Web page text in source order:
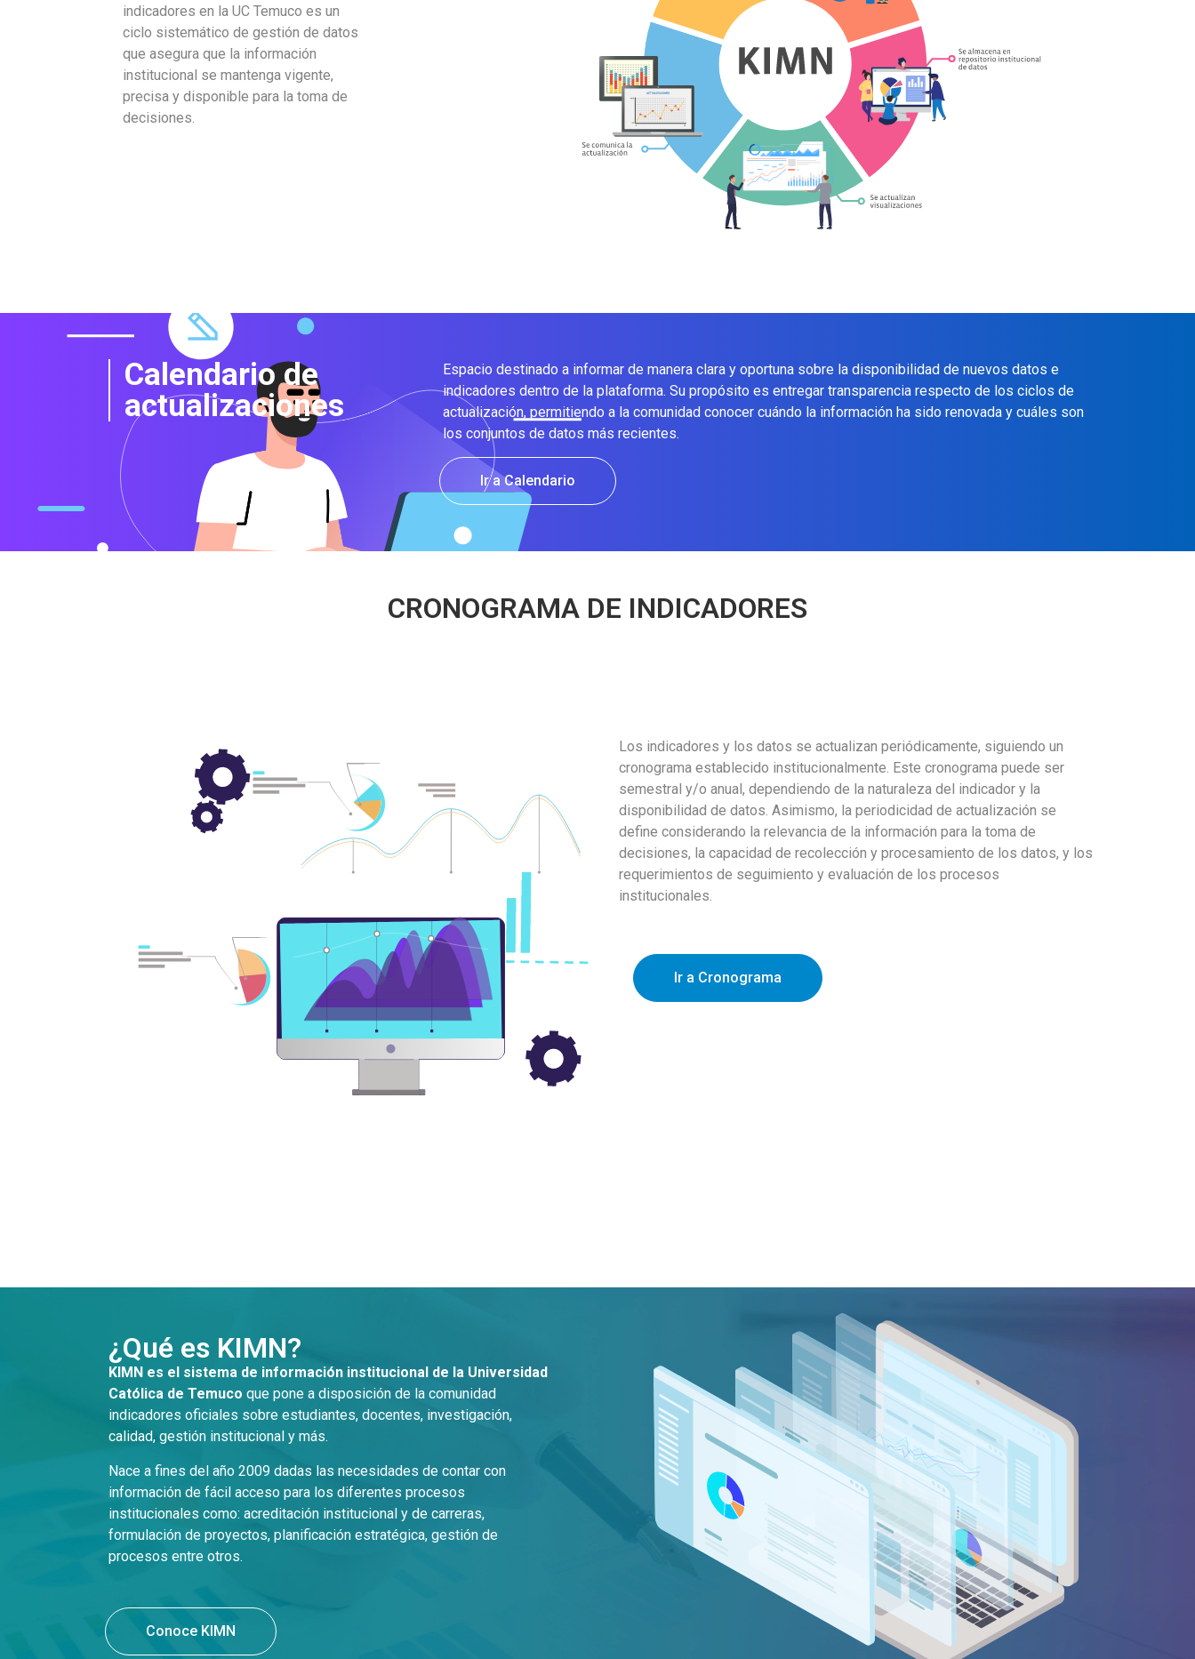
indicadores en la UC Temuco es un
ciclo sistemático de gestión de datos
que asegura que la información
institucional se mantenga vigente,
precisa y disponible para la toma de
decisiones.
Calendario de
actualizaciones
Espacio destinado a informar de manera clara y oportuna sobre la disponibilidad de nuevos datos e
indicadores dentro de la plataforma. Su propósito es entregar transparencia respecto de los ciclos de
actualización, permitiendo a la comunidad conocer cuándo la información ha sido renovada y cuáles son
los conjuntos de datos más recientes.
Ir a Calendario
CRONOGRAMA DE INDICADORES
Los indicadores y los datos se actualizan periódicamente, siguiendo un
cronograma establecido institucionalmente. Este cronograma puede ser
semestral y/o anual, dependiendo de la naturaleza del indicador y la
disponibilidad de datos. Asimismo, la periodicidad de actualización se
define considerando la relevancia de la información para la toma de
decisiones, la capacidad de recolección y procesamiento de los datos, y los
requerimientos de seguimiento y evaluación de los procesos
institucionales.
Ir a Cronograma
¿Qué es KIMN?
KIMN es el sistema de información institucional de la Universidad
Católica de Temuco que pone a disposición de la comunidad
indicadores oficiales sobre estudiantes, docentes, investigación,
calidad, gestión institucional y más.
Nace a fines del año 2009 dadas las necesidades de contar con
información de fácil acceso para los diferentes procesos
institucionales como: acreditación institucional y de carreras,
formulación de proyectos, planificación estratégica, gestión de
procesos entre otros.
Conoce KIMN